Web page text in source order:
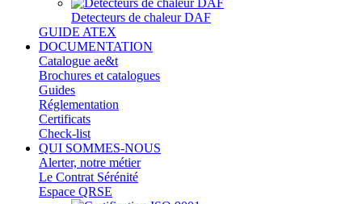
Detecteurs de chaleur DAF
GUIDE ATEX
DOCUMENTATION
Catalogue ae&t
Brochures et catalogues
Guides
Réglementation
Certificats
Check-list
QUI SOMMES-NOUS
Alerter, notre métier
Le Contrat Sérénité
Espace QRSE